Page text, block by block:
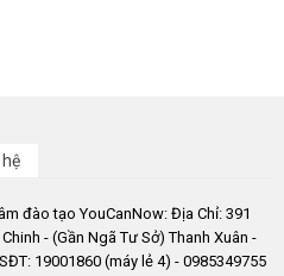
hệ
đào tạo YouCanNow: Địa Chỉ: 391
- (Gần Ngã Tư Sở) Thanh Xuân -
19001860 (máy lẻ 4) - 0985349755